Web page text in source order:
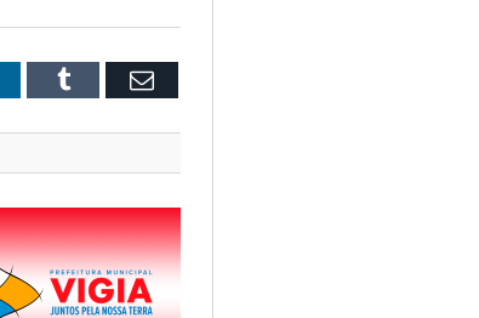
Tumblr Email